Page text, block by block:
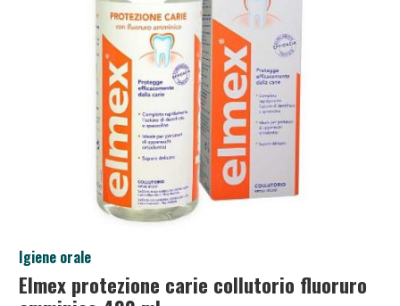
Igiene orale
Elmex protezione carie collutorio fluoruro
Salini e Multivitaminici: oggi Sconto extra fino al 50%!
Anticellulite e Fanghi: Sconto fino al 40% valido oggi!